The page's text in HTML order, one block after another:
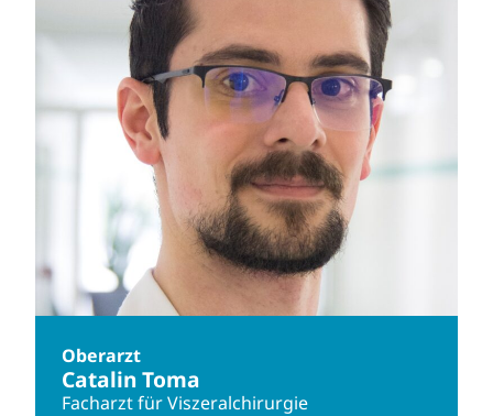
Oberarzt
Catalin Toma
Facharzt für Viszeralchirurgie